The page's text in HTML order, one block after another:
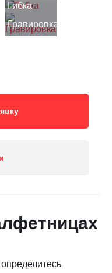
Гибка
Гравировка